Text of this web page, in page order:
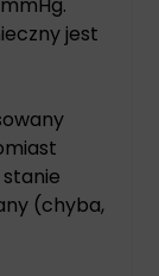
jest
(chyba,